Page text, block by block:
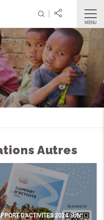
MENU
Autres
D’ACTIVITES 2024 : UN